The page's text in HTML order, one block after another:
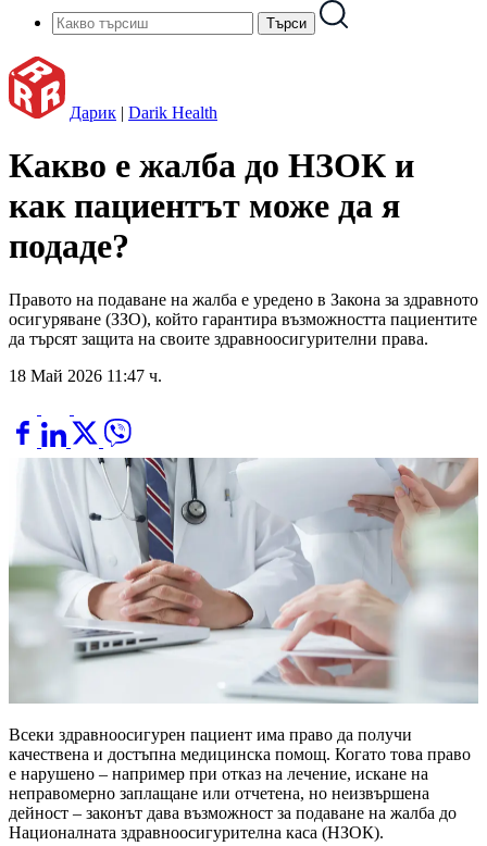
Дарик | Darik Health
Какво е жалба до НЗОК и
как пациентът може да я
подаде?
Правото на подаване на жалба е уредено в Закона за здравното
осигуряване (ЗЗО), който гарантира възможността пациентите
да търсят защита на своите здравноосигурителни права.
18 Май 2026 11:47 ч.
Всеки здравноосигурен пациент има право да получи
качествена и достъпна медицинска помощ. Когато това право
е нарушено – например при отказ на лечение, искане на
неправомерно заплащане или отчетена, но неизвършена
дейност – законът дава възможност за подаване на жалба до
Националната здравноосигурителна каса (НЗОК).